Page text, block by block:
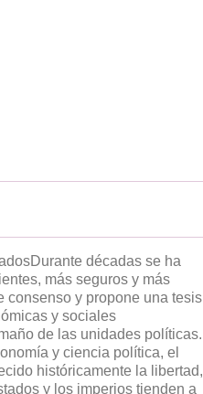
décadas se ha
más seguros y más
consenso y propone una tesis
y sociales
de las unidades políticas.
y ciencia política, el
históricamente la libertad,
y los imperios tienden a